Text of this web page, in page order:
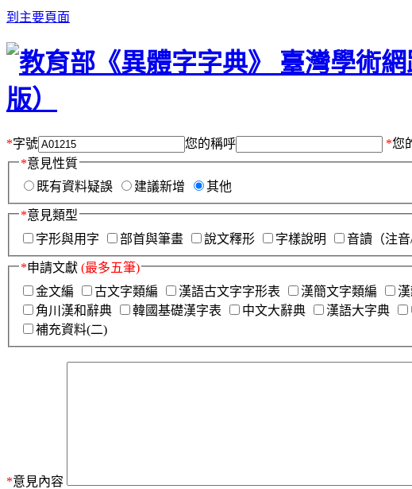
到主要頁面
*字號 您的稱呼 *您
*意見性質
既有資料疑誤
建議新增 其他
*意見類型
字形與用字
部首與筆畫 說文釋形 字樣說明 音讀（注音
*申請文獻 (最多五筆)
金文編
古文字類編 漢語古文字字形表 漢簡文字類編
角川漢和辭典
韓國基礎漢字表 中文大辭典 漢語大字典
補充資料(二)
*意見內容